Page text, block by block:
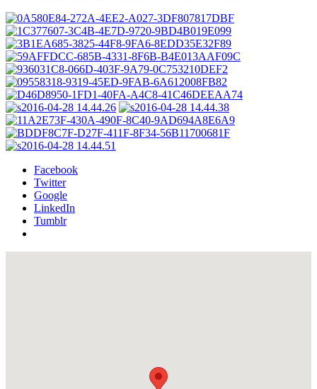
Facebook
Twitter
Google
LinkedIn
Tumblr